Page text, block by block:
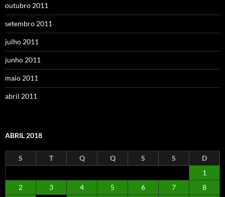
outubro 2011
setembro 2011
julho 2011
junho 2011
maio 2011
abril 2011
ABRIL 2018
S T Q Q S S
D
1
2
3 4 5 6 7
8